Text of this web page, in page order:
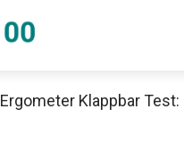
Ergometer Klappbar